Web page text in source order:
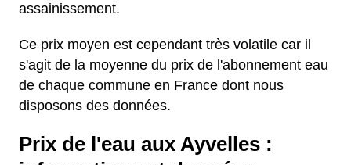
assainissement.
Ce prix moyen est cependant très volatile car il
s'agit de la moyenne du prix de l'abonnement eau
de chaque commune en France dont nous
disposons des données.
Prix de l'eau aux Ayvelles :